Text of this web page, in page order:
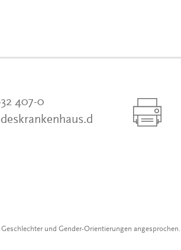
407-0
und Gender-Orientierungen angesprochen.